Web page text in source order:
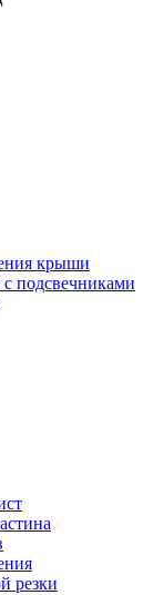
крыши
подсвечниками
резки